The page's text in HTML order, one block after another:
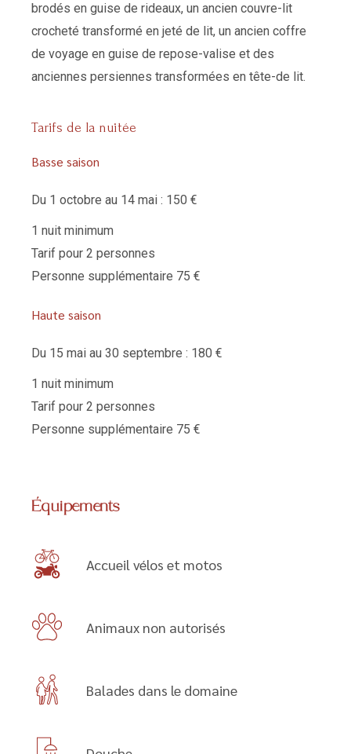
brodés en guise de rideaux, un ancien couvre-lit
crocheté transformé en jeté de lit, un ancien coffre
de voyage en guise de repose-valise et des
anciennes persiennes transformées en tête-de lit.
Tarifs de la nuitée
Basse saison
Du 1 octobre au 14 mai : 150 €
1 nuit minimum
Tarif pour 2 personnes
Personne supplémentaire 75 €
Haute saison
Du 15 mai au 30 septembre : 180 €
1 nuit minimum
Tarif pour 2 personnes
Personne supplémentaire 75 €
Équipements
Accueil vélos et motos
Animaux non autorisés
Balades dans le domaine